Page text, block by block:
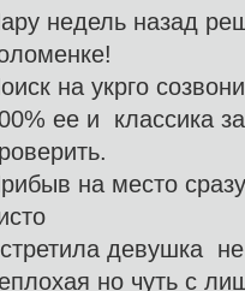
недель назад
на укрго
ее и классика
на место
девушка
но чуть с